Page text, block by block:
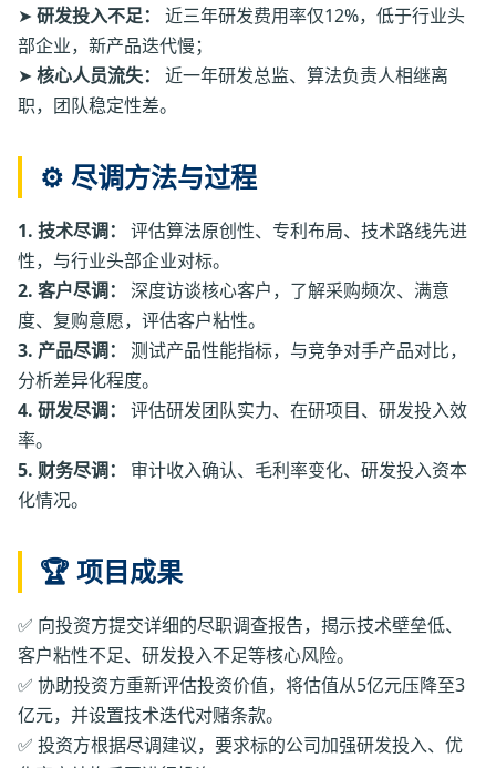
➤ 研发投入不足：
近三年研发费用率仅12%，低于行业头
部企业，新产品迭代慢；
➤ 核心人员流失：
近一年研发总监、算法负责人相继离
职，团队稳定性差。
⚙️ 尽调方法与过程
1. 技术尽调：
评估算法原创性、专利布局、技术路线先进
性，与行业头部企业对标。
2. 客户尽调：
深度访谈核心客户，了解采购频次、满意
度、复购意愿，评估客户粘性。
3. 产品尽调：
测试产品性能指标，与竞争对手产品对比，
分析差异化程度。
4. 研发尽调：
评估研发团队实力、在研项目、研发投入效
率。
5. 财务尽调：
审计收入确认、毛利率变化、研发投入资本
化情况。
🏆 项目成果
✅ 向投资方提交详细的尽职调查报告，揭示技术壁垒低、
客户粘性不足、研发投入不足等核心风险。
✅ 协助投资方重新评估投资价值，将估值从5亿元压降至3
亿元，并设置技术迭代对赌条款。
✅ 投资方根据尽调建议，要求标的公司加强研发投入、优